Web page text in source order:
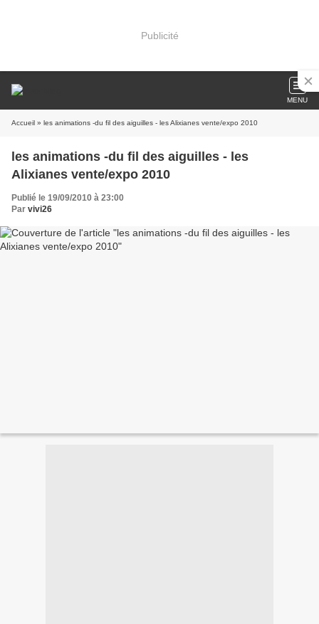
Publicité
MENU
Accueil » les animations -du fil des aiguilles - les Alixianes vente/expo 2010
les animations -du fil des aiguilles - les
Alixianes vente/expo 2010
Publié le 19/09/2010 à 23:00
Par vivi26